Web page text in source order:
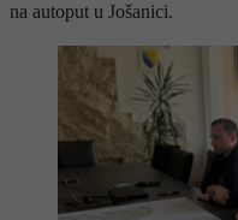
na autoput u Jošanici.